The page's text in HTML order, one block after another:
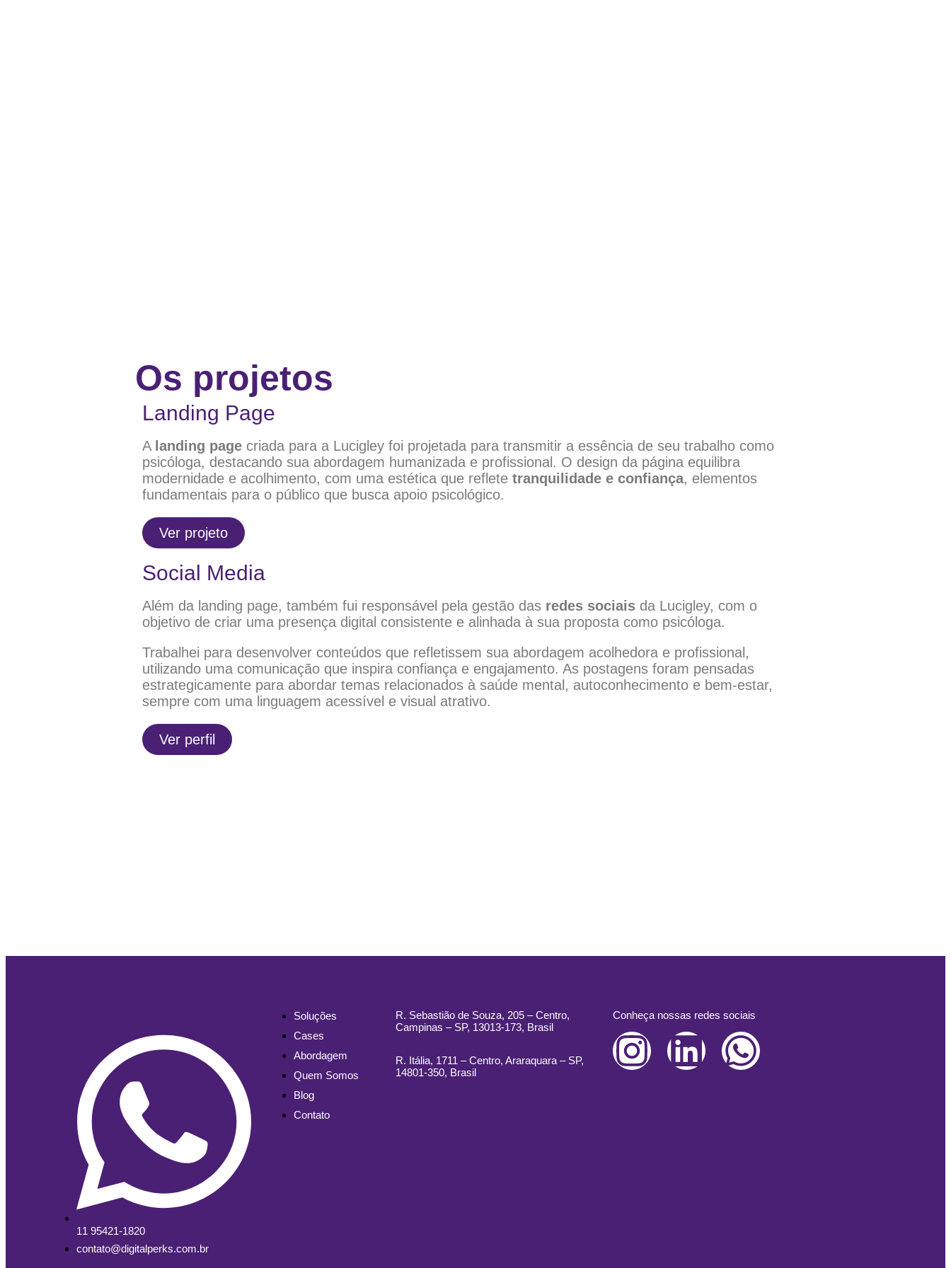
Os projetos
Landing Page
A landing pagecriada para a Lucigley foi projetada para transmitir a essência de seu trabalho como
psicóloga, destacando sua abordagem humanizada e profissional. O design da página equilibra
modernidade e acolhimento, com uma estética que reflete tranquilidade e confiança, elementos
fundamentais para o público que busca apoio psicológico.
Ver projeto
Social Media
Além da landing page, também fui responsável pela gestão das redes sociaisda Lucigley, com o
objetivo de criar uma presença digital consistente e alinhada à sua proposta como psicóloga.
Trabalhei para desenvolver conteúdos que refletissem sua abordagem acolhedora e profissional,
utilizando uma comunicação que inspira confiança e engajamento. As postagens foram pensadas
estrategicamente para abordar temas relacionados à saúde mental, autoconhecimento e bem-estar,
sempre com uma linguagem acessível e visual atrativo.
Ver perfil
11 95421-1820
contato@digitalperks.com.br
Soluções
Cases
Abordagem
Quem Somos
Blog
Contato
R. Sebastião de Souza, 205 – Centro,
Campinas – SP, 13013-173, Brasil
R. Itália, 1711 – Centro, Araraquara – SP,
14801-350, Brasil
Conheça nossas redes sociais